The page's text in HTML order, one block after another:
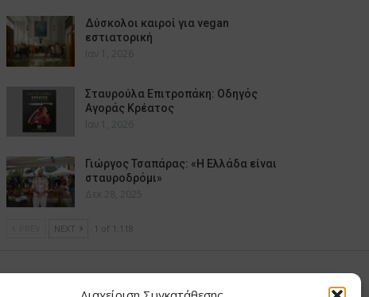
Δύσκολοι καιροί για vegan
εστιατορική
Ιαν 1, 2026
Σταυρούλα Επιτροπάκη: Οδηγός
Αγοράς Κρέατος
Ιαν 1, 2026
Γιώργος Τσαπάρας: «Η Ελλάδα είναι
σταυροδρόμι»
Δεκ 28, 2025
NEXT 1 of 1.118